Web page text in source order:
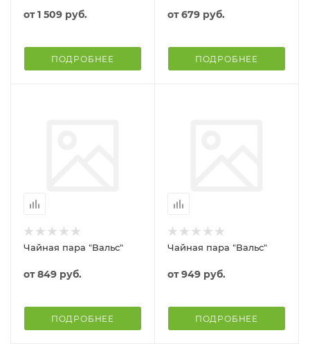
от1 509 руб.
ПОДРОБНЕЕ
от679 руб.
ПОДРОБНЕЕ
Чайная пара "Вальс"
от849 руб.
ПОДРОБНЕЕ
Чайная пара "Вальс"
от949 руб.
ПОДРОБНЕЕ